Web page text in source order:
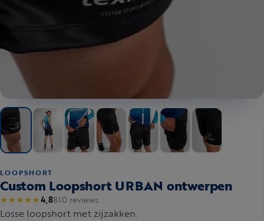
LOOPSHORT
Custom Loopshort URBAN ontwerpen
★★★★★4,8810 reviews
Losse loopshort met zijzakken.